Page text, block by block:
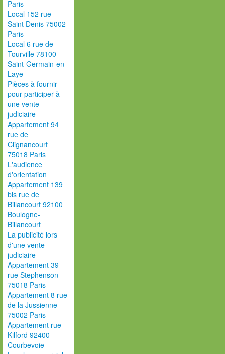
Paris
Local 152 rue
Saint Denis 75002
Paris
Local 6 rue de
Tourville 78100
Saint-Germain-en-
Laye
Pièces à fournir
pour participer à
une vente
judiciaire
Appartement 94
rue de
Clignancourt
75018 Paris
L'audience
d'orientation
Appartement 139
bis rue de
Billancourt 92100
Boulogne-
Billancourt
La publicité lors
d'une vente
judiciaire
Appartement 39
rue Stephenson
75018 Paris
Appartement 8 rue
de la Jussienne
75002 Paris
Appartement rue
Kilford 92400
Courbevoie